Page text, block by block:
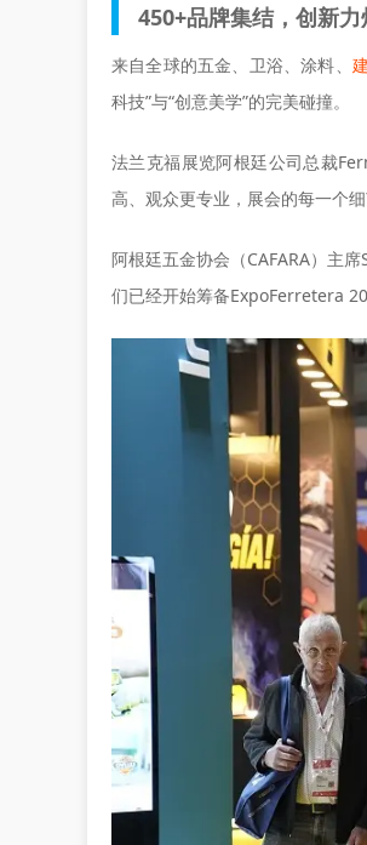
450+品牌集结，创新力
来自全球的五金、卫浴、涂料、
科技”与“创意美学”的完美碰撞。
法兰克福展览阿根廷公司总裁
高、观众更专业，展会的每一个
阿根廷五金协会（CAFARA）主
们已经开始筹备ExpoFerretera